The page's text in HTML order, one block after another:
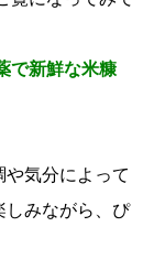
で新鮮な米糠
気分によって
しみながら、ぴ